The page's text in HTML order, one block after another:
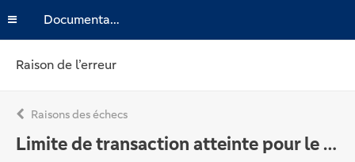
Documentation
Raison de l’erreur
Raisons des échecs
Limite de transaction atteinte pour le compte provisoire